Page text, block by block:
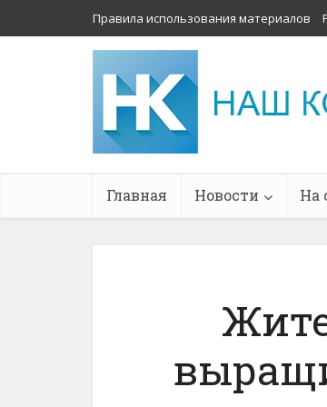
Правила использования материалов
Главная Новости На